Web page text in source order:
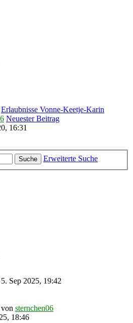
Erlaubnisse Vonne-Keetje-Karin
Neuester Beitrag
16:31
Suche
Erweiterte Suche
Sep 2025, 19:42
von sternchen06
18:46